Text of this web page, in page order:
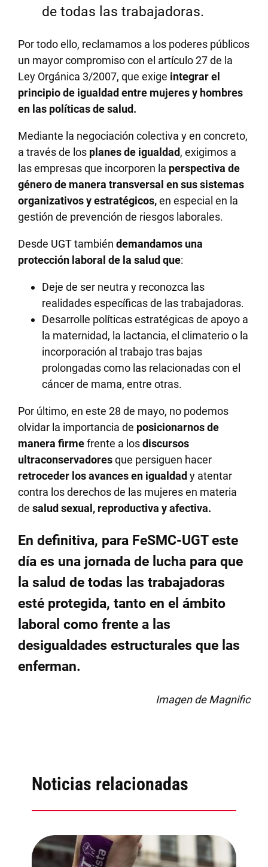
de todas las trabajadoras.
Por todo ello, reclamamos a los poderes públicos
un mayor compromiso con el artículo 27 de la
Ley Orgánica 3/2007, que exige integrar el
principio de igualdad entre mujeres y hombres
en las políticas de salud.
Mediante la negociación colectiva y en concreto,
a través de los planes de igualdad, exigimos a
las empresas que incorporen la perspectiva de
género de manera transversal en sus sistemas
organizativos y estratégicos,en especial en la
gestión de prevención de riesgos laborales.
Desde UGT tambiéndemandamos una
protección laboral de la salud que:
Deje de ser neutra y reconozca las
realidades específicas de las trabajadoras.
Desarrolle políticas estratégicas de apoyo a
la maternidad, la lactancia, el climaterio o la
incorporación al trabajo tras bajas
prolongadas como las relacionadas con el
cáncer de mama, entre otras.
Por último, en este 28 de mayo, no podemos
olvidar la importancia de posicionarnos de
manera firmefrente a losdiscursos
ultraconservadoresque persiguen hacer
retroceder los avances en igualdad y atentar
contra los derechos de las mujeres en materia
desalud sexual, reproductiva y afectiva.
En definitiva, para FeSMC-UGT este
día es una jornada de lucha para que
la salud de todas las trabajadoras
esté protegida, tanto en el ámbito
laboral como frente a las
desigualdades estructurales que las
enferman.
Imagen de Magnific
Noticias relacionadas